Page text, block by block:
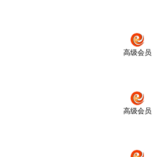
高级会员
高级会员